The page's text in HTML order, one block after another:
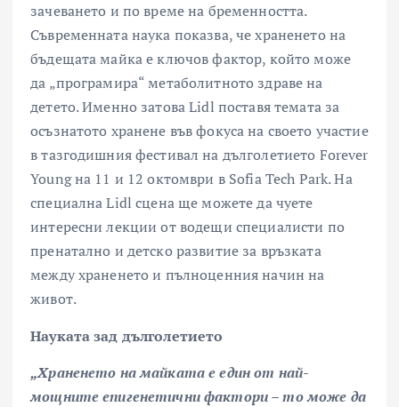
зачеването и по време на бременността.
Съвременната наука показва, че храненето на
бъдещата майка е ключов фактор, който може
да „програмира“ метаболитното здраве на
детето. Именно затова Lidl поставя темата за
осъзнатото хранене във фокуса на своето участие
в тазгодишния фестивал на дълголетието Forever
Young на 11 и 12 октомври в Sofia Tech Park. На
специална Lidl сцена ще можете да чуете
интересни лекции от водещи специалисти по
пренатално и детско развитие за връзката
между храненето и пълноценния начин на
живот.
Науката зад дълголетието
„Храненето на майката е един от най-
мощните епигенетични фактори – то може да